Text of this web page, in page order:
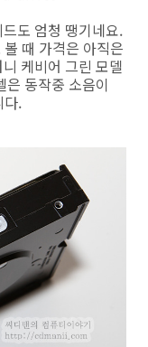
도 엄청 땡기네요.
때 가격은 아직은
케비어 그린 모델
은 동작중 소음이
다.